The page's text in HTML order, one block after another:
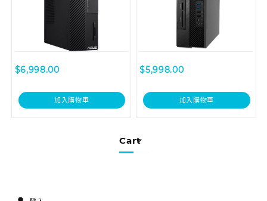
Cart
$6,998.00
加入購物車
$5,998.00
加入購物車